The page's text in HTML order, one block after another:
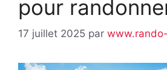
pour
17 juillet 2025 par